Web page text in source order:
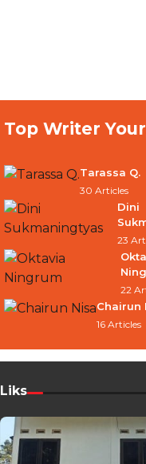
Top Writer
Tarassa Q.
30 Articles
Dini
23
22
Chairun
16 Articles
Liks